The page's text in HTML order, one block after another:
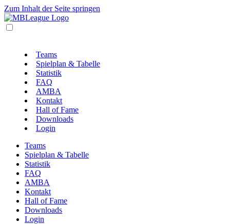
Zum Inhalt der Seite springen
Teams
Spielplan & Tabelle
Statistik
FAQ
AMBA
Kontakt
Hall of Fame
Downloads
Login
Teams
Spielplan & Tabelle
Statistik
FAQ
AMBA
Kontakt
Hall of Fame
Downloads
Login